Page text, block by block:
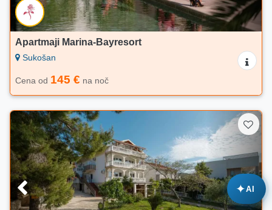
Apartmaji Marina-Bayresort
Sukošan
Cena od 145 € na noč
✦AI